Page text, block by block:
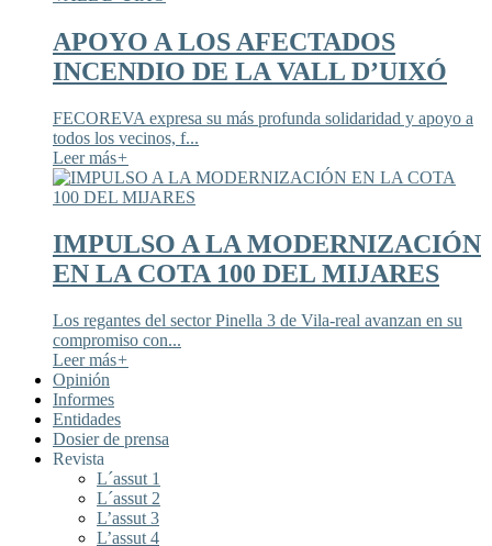
APOYO A LOS AFECTADOS
INCENDIO DE LA VALL D’UIXÓ
FECOREVA expresa su más profunda solidaridad y apoyo a
todos los vecinos, f...
Leer más+
IMPULSO A LA MODERNIZACIÓN
EN LA COTA 100 DEL MIJARES
Los regantes del sector Pinella 3 de Vila-real avanzan en su
compromiso con...
Leer más+
Opinión
Informes
Entidades
Dosier de prensa
Revista
L´assut 1
L´assut 2
L’assut 3
L’assut 4